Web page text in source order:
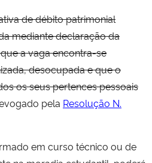
de débito patrimonial
mediante declaração da
a vaga encontra-se
desocupada e que o
os seus pertences pessoais
pela Resolução N.
em curso técnico ou de